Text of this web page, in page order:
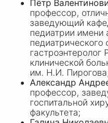
Пётр
профессор,
заведующий
педиатрии имени
педиатрического
гастроэнтеролог
клинической
им. Н.И. Пирогова
Александр
профессор,
госпитальной
факультета;